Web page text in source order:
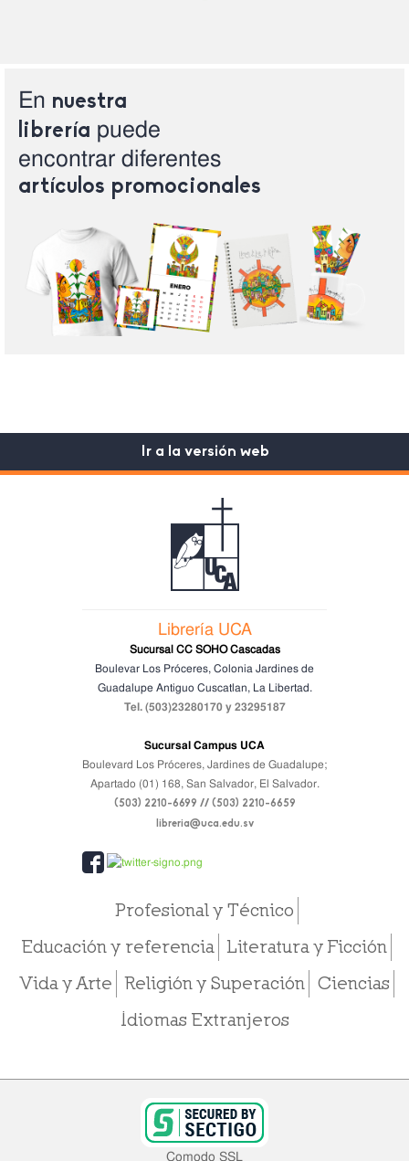
En nuestra
librería puede
encontrar diferentes
artículos promocionales
Ir a la versión web
Librería UCA
Sucursal CC SOHO Cascadas
Boulevar Los Próceres, Colonia Jardines de
GuadalupeAntiguo Cuscatlan, La Libertad.
Tel. (503)23280170 y 23295187
Sucursal Campus UCA
Boulevard Los Próceres, Jardines de Guadalupe;
Apartado (01) 168, San Salvador, El Salvador.
(503) 2210-6699 // (503) 2210-6659
libreria@uca.edu.sv
Profesional y Técnico
Educación y referencia
Literatura y Ficción
Vida y Arte
Religión y Superación
Ciencias
Idiomas Extranjeros
Comodo SSL